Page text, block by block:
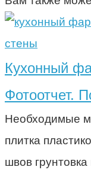
стены
Кухонный
Фотоотчет.
Необходимые
плитка
швов грунтовка